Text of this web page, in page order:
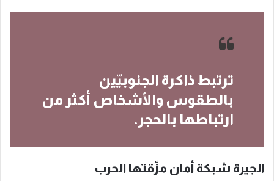
ترتبط ذاكرة الجنوبيّين
بالطقوس والأشخاص أكثر من
ارتباطها بالحجر.
الجيرة شبكة أمان مزّقتها الحرب